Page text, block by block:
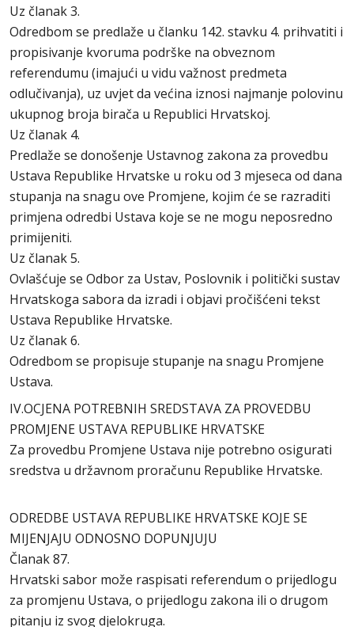
Uz članak 3.
Odredbom se predlaže u članku 142. stavku 4. prihvatiti i
propisivanje kvoruma podrške na obveznom
referendumu (imajući u vidu važnost predmeta
odlučivanja), uz uvjet da većina iznosi najmanje polovinu
ukupnog broja birača u Republici Hrvatskoj.
Uz članak 4.
Predlaže se donošenje Ustavnog zakona za provedbu
Ustava Republike Hrvatske u roku od 3 mjeseca od dana
stupanja na snagu ove Promjene, kojim će se razraditi
primjena odredbi Ustava koje se ne mogu neposredno
primijeniti.
Uz članak 5.
Ovlašćuje se Odbor za Ustav, Poslovnik i politički sustav
Hrvatskoga sabora da izradi i objavi pročišćeni tekst
Ustava Republike Hrvatske.
Uz članak 6.
Odredbom se propisuje stupanje na snagu Promjene
Ustava.
IV.OCJENA POTREBNIH SREDSTAVA ZA PROVEDBU
PROMJENE USTAVA REPUBLIKE HRVATSKE
Za provedbu Promjene Ustava nije potrebno osigurati
sredstva u državnom proračunu Republike Hrvatske.
ODREDBE USTAVA REPUBLIKE HRVATSKE KOJE SE
MIJENJAJU ODNOSNO DOPUNJUJU
Članak 87.
Hrvatski sabor može raspisati referendum o prijedlogu
za promjenu Ustava, o prijedlogu zakona ili o drugom
pitanju iz svog djelokruga.